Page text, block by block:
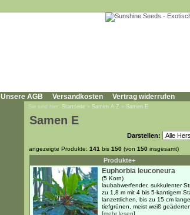
Unsere AGB Versandkosten Vertrag widerrufen
Sie sind hier: Startseite » Samen A-Z » Samen E
Samen E
Darstellen:
angezeigte Produkte: 141 bis 150 (von 150 insgesamt)
Produkte+
Euphorbia leuconeura
(5 Korn)
laubabwerfender, sukkulenter
zu 1,8 m mit 4 bis 5-kantigem
lanzettlichen, bis zu 15 cm
tiefgrünen, meist weiß
[mehr lesen]